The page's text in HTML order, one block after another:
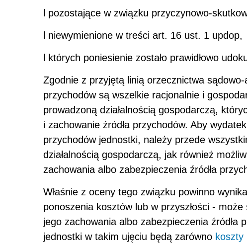
pozostające w związku przyczynowo-
niewymienione w treści art. 16 ust. 1 updop,
których poniesienie zostało prawidłowo
Zgodnie z przyjętą linią orzecznictwa
przychodów są wszelkie racjonalnie i
prowadzoną działalnością gospodarczą,
i zachowanie źródła przychodów. Aby
przychodów jednostki, należy przede
działalnością gospodarczą, jak również
zachowania albo zabezpieczenia źródła
Właśnie z oceny tego związku powinno
ponoszenia kosztów lub w przyszłości -
jego zachowania albo zabezpieczenia źródła
jednostki w takim ujęciu będą zarówno koszty